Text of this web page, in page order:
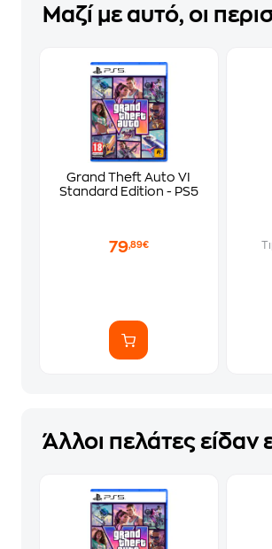
Μαζί με αυτό, οι
Grand Theft Auto VI
Standard Edition - PS5
79,89€
Άλλοι πελάτες είδαν